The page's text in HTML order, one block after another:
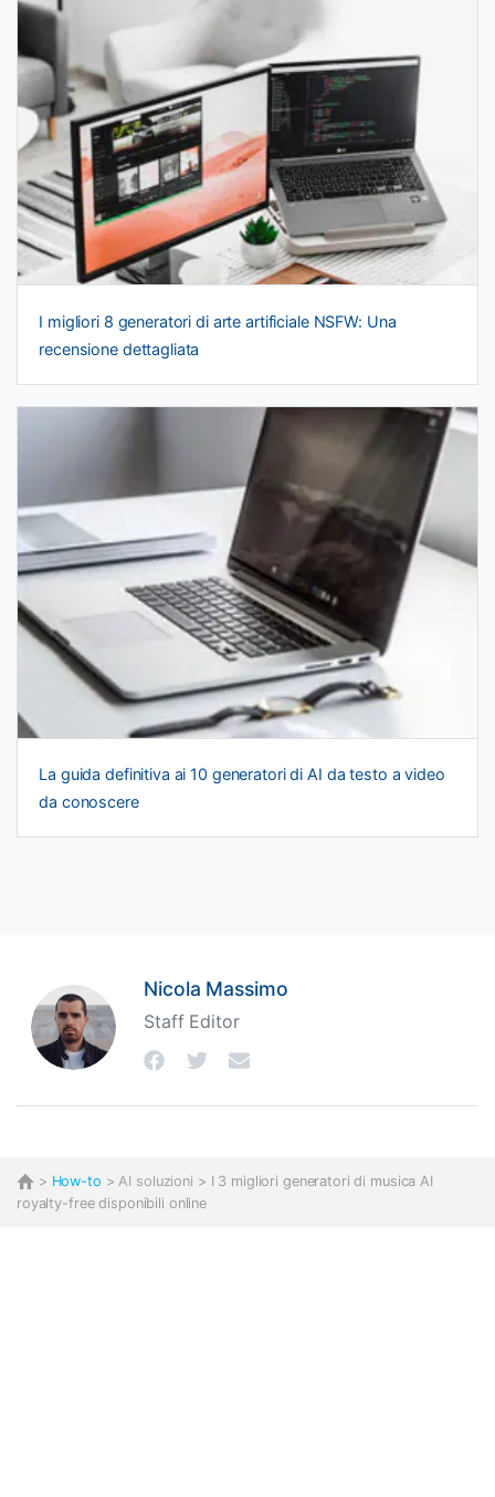
I migliori 8 generatori di arte artificiale NSFW: Una
recensione dettagliata
La guida definitiva ai 10 generatori di AI da testo a video
da conoscere
Nicola Massimo
Staff Editor
> How-to >AI soluzioni > I 3 migliori generatori di musica AI
royalty-free disponibili online